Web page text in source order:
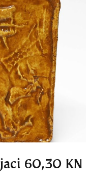
60,30 KN